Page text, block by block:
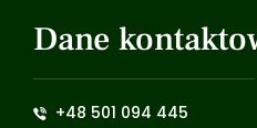
Dane
+48 501 094 445